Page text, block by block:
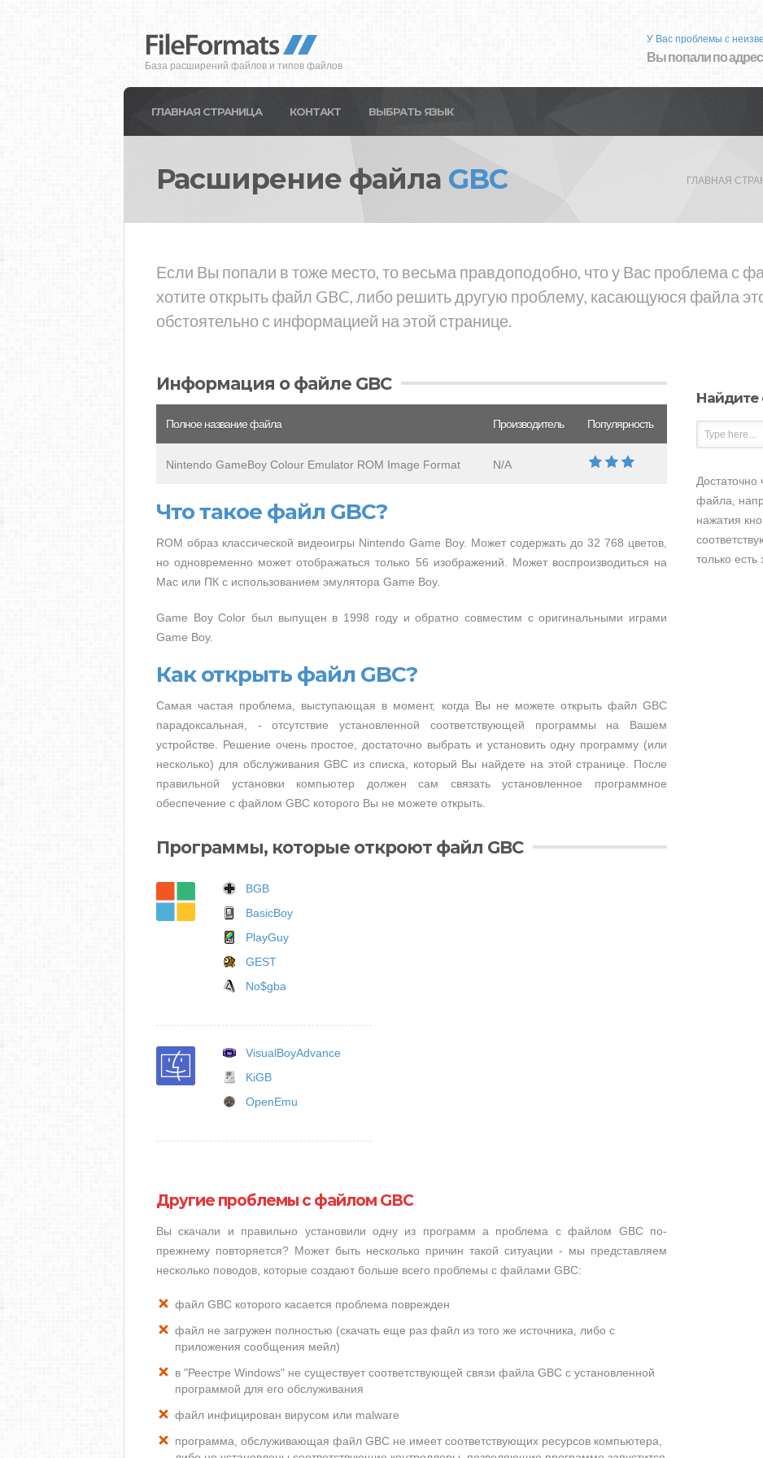
База расширений файлов и типов файлов
У Вас проблемы с
Вы попали по
ГЛАВНАЯ СТРАНИЦА КОНТАКТ ВЫБРАТЬ ЯЗЫК
Расширение файла GBC ГЛАВНАЯ
Если Вы попали в тоже место, то весьма правдоподобно, что у Вас проблема с
хотите открыть файл GBC, либо решить другую проблему, касающуюся файла
обстоятельно с информацией на этой странице.
Информация о файле GBC
Полное название файла Производитель Популярность
Nintendo GameBoy Colour Emulator ROM Image Format N/A
Что такое файл GBC?
ROM образ классической видеоигры Nintendo Game Boy. Может содержать до 32 768 цветов,
но одновременно может отображаться только 56 изображений. Может воспроизводиться на
Mac или ПК с использованием эмулятора Game Boy.
Game Boy Color был выпущен в 1998 году и обратно совместим с оригинальными играми
Game Boy.
Как открыть файл GBC?
Самая частая проблема, выступающая в момент, когда Вы не можете открыть файл GBC
парадоксальная, - отсутствие установленной соответствующей программы на Вашем
устройстве. Решение очень простое, достаточно выбрать и установить одну программу (или
несколько) для обслуживания GBC из списка, который Вы найдете на этой странице. После
правильной установки компьютер должен сам связать установленное программное
обеспечение с файлом GBC которого Вы не можете открыть.
Программы, которые откроют файл GBC
BGB
BasicBoy
PlayGuy
GEST
No$gba
VisualBoyAdvance
KiGB
OpenEmu
Другие проблемы с файлом GBC
Вы скачали и правильно установили одну из программ а проблема с файлом GBC по-
прежнему повторяется? Может быть несколько причин такой ситуации - мы представляем
несколько поводов, которые создают больше всего проблемы с файлами GBC:
файл GBC которого касается проблема поврежден
файл не загружен полностью (скачать еще раз файл из того же источника, либо с
приложения сообщения мейл)
в "Реестре Windows" не существует соответствующей связи файла GBC с установленной
программой для его обслуживания
файл инфицирован вирусом или malware
программа, обслуживающая файл GBC не имеет соответствующих ресурсов компьютера,
Найдите
файла,
нажатия
только